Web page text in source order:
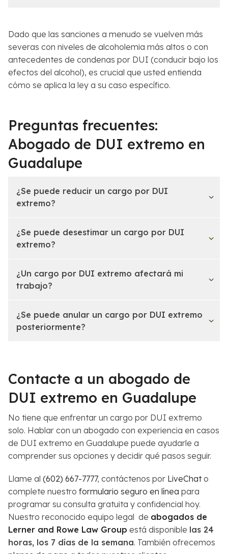
Dado que las sanciones a menudo se vuelven más
severas con niveles de alcoholemia más altos o con
antecedentes de condenas por DUI (conducir bajo los
efectos del alcohol), es crucial que usted entienda
cómo se aplica la ley a su caso específico.
Preguntas frecuentes:
Abogado de DUI extremo en
Guadalupe
¿Se puede reducir un cargo por DUI
extremo?
¿Se puede desestimar un cargo por DUI
extremo?
¿Un cargo por DUI extremo afectará mi
trabajo?
¿Se puede anular un cargo por DUI extremo
posteriormente?
Contacte a un abogado de
DUI extremo en Guadalupe
No tiene que enfrentar un cargo por DUI extremo
solo. Hablar con un abogado con experiencia en casos
de DUI extremo en Guadalupe puede ayudarle a
comprender sus opciones y decidir qué pasos seguir.
Llame al (602) 667-7777, contáctenos por LiveChato
complete nuestro formulario seguro en línea para
programar su consulta gratuita y confidencial hoy.
Nuestro reconocido equipo legal de abogados de
Lerner and Rowe Law Group está disponible las 24
horas, los 7 días de la semana. También ofrecemos